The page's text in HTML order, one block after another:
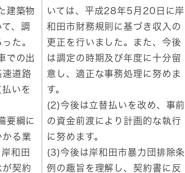
建築物
、調
た。
での出
速道路
いを
要綱に
る業
和田
契約
いては、平成28年5月20日に岸
和田市財務規則に基づき収入の
更正を行いました。また、今後
は調定の時期及び年度に十分留
意し、適正な事務処理に努めま
す。
(2)今後は立替払いを改め、事前
の資金前渡により計画的な執行
に努めます。
(3)今後は岸和田市暴力団排除条
例の趣旨を理解し、契約書に反